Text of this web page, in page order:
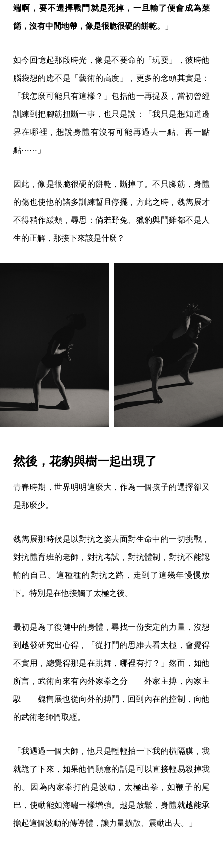
端啊，要不選擇戰鬥就是死掉，一旦輸了便會成為菜
餚，沒有中間地帶，像是很脆很硬的餅乾。 」
如今回憶起那段時光，像是不要命的「玩耍」，彼時他
腦袋想的應不是「藝術的高度」，更多的念頭其實是：
「我怎麼可能只有這樣？」包括他一再提及，當初曾經
訓練到把腳筋扭斷一事，也只是說：「我只是想知道邊
界在哪裡，想說身體有沒有可能再過去一點、再一點
點⋯⋯」
因此，像是很脆很硬的餅乾，斷掉了。不只腳筋，身體
的傷也使他的諸多訓練暫且停擺，方此之時，魏雋展才
不得稍作緩頰，尋思：倘若野兔、獵豹與鬥雞都不是人
生的正解，那接下來該是什麼？
然後，花豹與樹一起出現了
青春時期，世界明明這麼大，作為一個孩子的選擇卻又
是那麼少。
魏雋展那時候是以對抗之姿去面對生命中的一切挑戰，
對抗體育班的老師，對抗考試，對抗體制，對抗不能認
輸的自己。這種種的對抗之路，走到了這幾年慢慢放
下。特別是在他接觸了太極之後。
最初是為了復健中的身體，尋找一份安定的力量，沒想
到越發研究出心得，「從打鬥的思維去看太極，會覺得
不實用，總覺得那是在跳舞，哪裡有打？」然而，如他
所言，武術向來有內外家拳之分——外家主搏，內家主
馭——魏雋展也從向外的搏鬥，回到內在的控制，向他
的武術老師們取經。
「我遇過一個大師，他只是輕輕拍一下我的橫隔膜，我
就跪了下來，如果他們願意的話是可以直接輕易殺掉我
的。因為內家拳打的是波動，太極出拳，如鞭子的尾
巴，使動能如海嘯一樣增強。越是放鬆，身體就越能承
擔起這個波動的傳導體，讓力量擴散、震動出去。」